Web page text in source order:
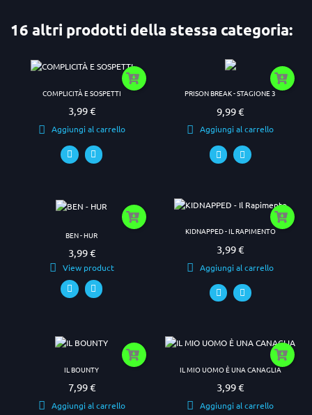
16 altri prodotti della stessa categoria:
COMPLICITÀ E SOSPETTI
Prezzo
3,99 €
Aggiungi al carrello
PRISON BREAK - STAGIONE 3
Prezzo
9,99 €
Aggiungi al carrello
BEN - HUR
Prezzo
3,99 €
View product
KIDNAPPED - IL RAPIMENTO
Prezzo
3,99 €
Aggiungi al carrello
IL BOUNTY
Prezzo
7,99 €
Aggiungi al carrello
IL MIO UOMO È UNA CANAGLIA
Prezzo
3,99 €
Aggiungi al carrello